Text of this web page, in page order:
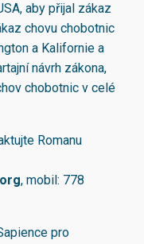
aby přijal zákaz
chovu chobotnic
a Kalifornie a
návrh zákona,
chobotnic v celé
Romanu
, mobil: 778
pro